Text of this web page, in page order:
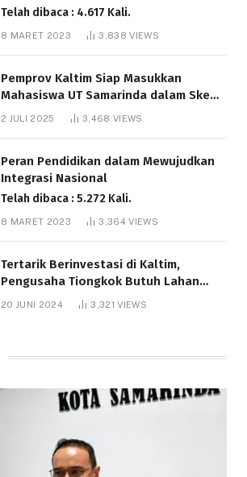
Telah dibaca : 4.617 Kali.
8 MARET 2023 3,838VIEWS
Pemprov Kaltim Siap Masukkan
Mahasiswa UT Samarinda dalam Skema
Bantuan Pendidikan Gratispol
2 JULI 2025 3,468 VIEWS
Peran Pendidikan dalam Mewujudkan
Integrasi Nasional
Telah dibaca : 5.272 Kali.
8 MARET 2023 3,364VIEWS
Tertarik Berinvestasi di Kaltim,
Pengusaha Tiongkok Butuh Lahan
1.000 Hektare
20 JUNI 2024 3,321VIEWS